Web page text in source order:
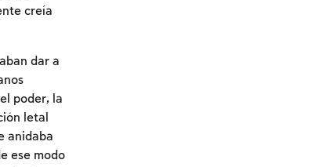
creía
dar a
poder, la
letal
anidaba
ese modo